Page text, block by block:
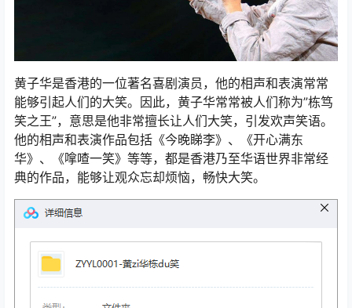
黄子华是香港的一位著名喜剧演员，他的相声和表演常常
能够引起人们的大笑。因此，黄子华常常被人们称为”栋笃
笑之王”，意思是他非常擅长让人们大笑，引发欢声笑语。
他的相声和表演作品包括《今晚睇李》、《开心满东
华》、《嗱喳一笑》等等，都是香港乃至华语世界非常经
典的作品，能够让观众忘却烦恼，畅快大笑。